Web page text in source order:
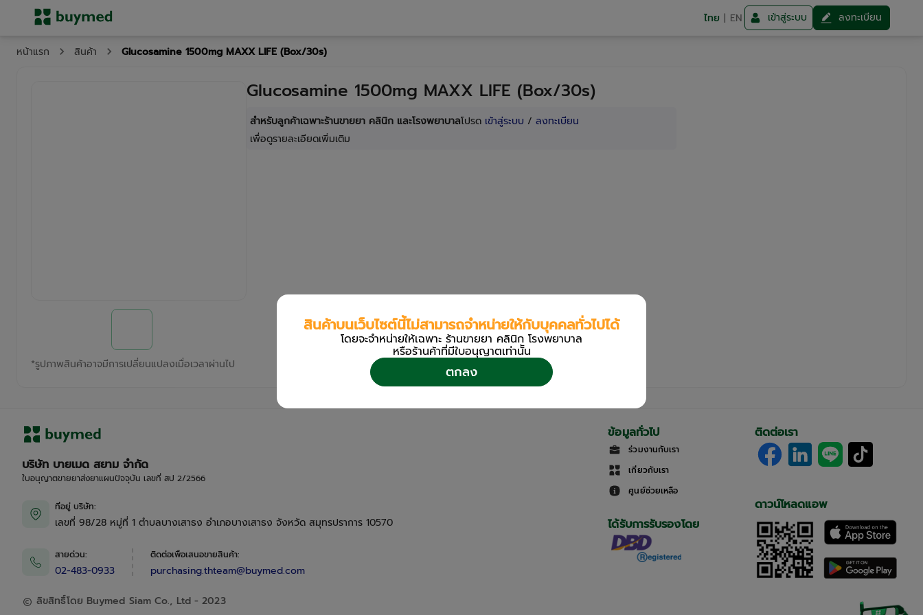
ไทย | EN เข้าสู่ระบบ ลงทะเบียน
หน้าแรก สินค้า Glucosamine 1500mg MAXX LIFE (Box/30s)
*รูปภาพสินค้าอาจมีการเปลี่ยนแปลงเมื่อเวลาผ่านไป
Glucosamine 1500mg MAXX LIFE (Box/30s)
สำหรับลูกค้าเฉพาะร้านขายยา คลินิก และโรงพยาบาลโปรด เข้าสู่ระบบ / ลงทะเบียน
เพื่อดูรายละเอียดเพิ่มเติม
บริษัท บายเมด สยาม จำกัด
ใบอนุญาตขายยาส่งยาแผนปัจจุบัน เลขที่ สป 2/2566
ที่อยู่ บริษัท:
เลขที่ 98/28 หมู่ที่ 1 ตำบลบางเสาธง อำเภอบางเสาธง จังหวัด สมุทรปราการ 10570
สายด่วน:
02-483-0933
ติดต่อเพื่อเสนอขายสินค้า:
purchasing.thteam@buymed.com
ลิขสิทธิ์โดย Buymed Siam Co., Ltd - 2023
ข้อมูลทั่วไป
ร่วมงานกับเรา
เกี่ยวกับเรา
ศูนย์ช่วยเหลือ
ได้รับการรับรองโดย
ติดต่อเรา
ดาวน์โหลดแอพ
สินค้าบนเว็บไซต์นี้ไม่สามารถจำหน่ายให้กับบุคคลทั่วไปได้
โดยจะจำหน่ายให้เฉพาะ ร้านขายยา คลินิก โรงพยาบาล
หรือร้านค้าที่มีใบอนุญาตเท่านััน
ตกลง